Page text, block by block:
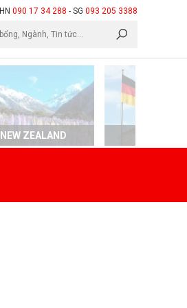
HN 090 17 34 288 - SG 093 205 3388
NEW ZEALAND